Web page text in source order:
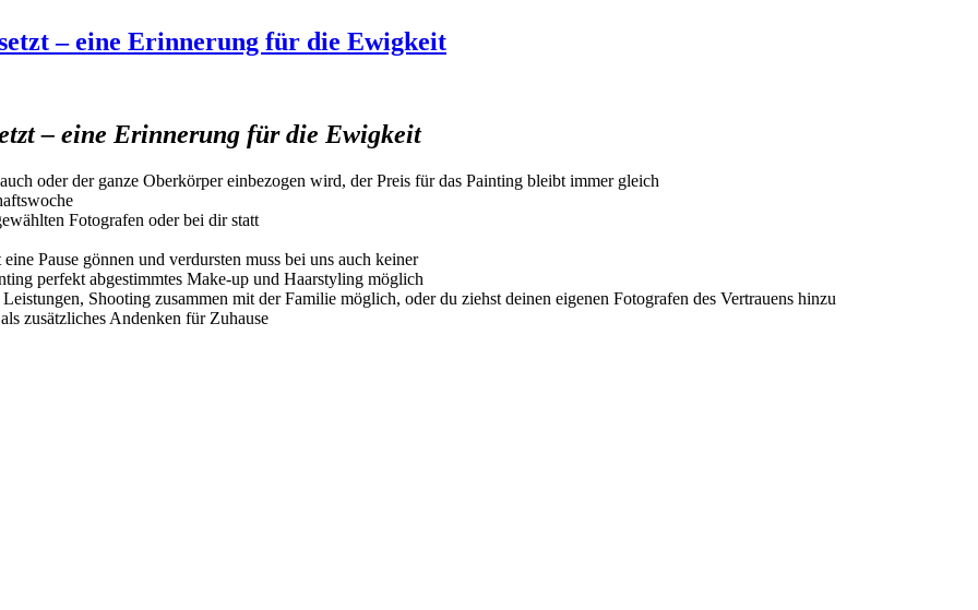
– eine Erinnerung für die Ewigkeit
– eine Erinnerung für die Ewigkeit
oder der ganze Oberkörper einbezogen wird, der Preis für das Painting bleibt immer gleich
Fotografen oder bei dir statt
Pause gönnen und verdursten muss bei uns auch keiner
perfekt abgestimmtes Make-up und Haarstyling möglich
Shooting zusammen mit der Familie möglich, oder du ziehst deinen eigenen Fotografen des Vertrauens hinzu
zusätzliches Andenken für Zuhause